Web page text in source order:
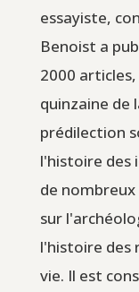
essayiste,
Benoist a
2000
quinzaine de
prédilection
l'histoire des
de
sur
l'histoire des
vie. Il est